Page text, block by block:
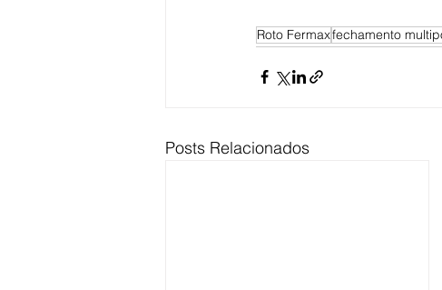
Roto Fermaxfechamento
Posts Relacionados